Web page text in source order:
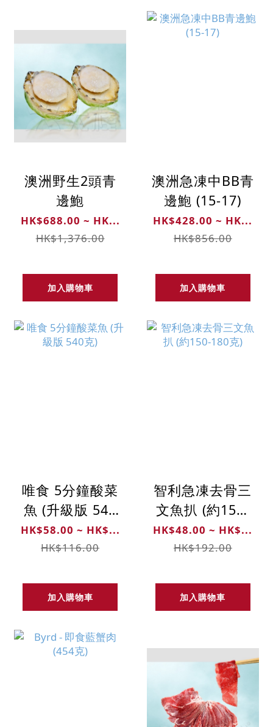
澳洲野生2頭青
邊鮑
HK$688.00 ~ HK...
HK$1,376.00
加入購物車
澳洲急凍中BB青
邊鮑 (15-17)
HK$428.00 ~ HK...
HK$856.00
加入購物車
唯食 5分鐘酸菜
魚 (升級版 540
克)
HK$58.00 ~ HK$...
HK$116.00
加入購物車
智利急凍去骨三
文魚扒 (約150-
180克)
HK$48.00 ~ HK$...
HK$192.00
加入購物車